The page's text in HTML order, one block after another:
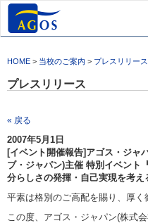
HOME > 当校のご案内 > プレスリリース
プレスリリース
« 戻る
2007年5月1日
[イベント開催報告]アゴス・ジャ
ブ・ジャパン)主催 特別イベント
分らしさの発揮・自己実現を考え
平素は格別のご高配を賜り、厚く
この度、アゴス・ジャパン(株式